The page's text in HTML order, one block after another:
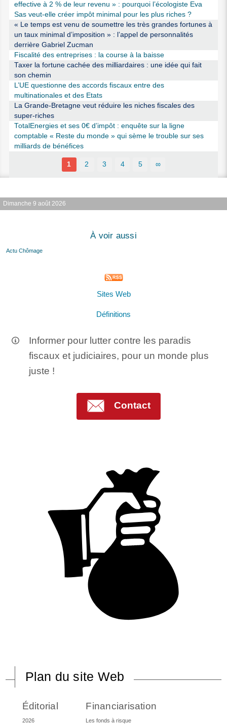
effective à 2 % de leur revenu » : pourquoi l’écologiste Eva
Sas veut-elle créer impôt minimal pour les plus riches ?
« Le temps est venu de soumettre les très grandes fortunes à
un taux minimal d’imposition » : l’appel de personnalités
derrière Gabriel Zucman
Fiscalité des entreprises : la course à la baisse
Taxer la fortune cachée des milliardaires : une idée qui fait
son chemin
L’UE questionne des accords fiscaux entre des
multinationales et des Etats
La Grande-Bretagne veut réduire les niches fiscales des
super-riches
TotalEnergies et ses 0€ d’impôt : enquête sur la ligne
comptable « Reste du monde » qui sème le trouble sur ses
milliards de bénéfices
1 2 3 4 5 ∞
Dimanche 9 août 2026
À voir aussi
Actu Chômage
Sites Web
Définitions
Informer pour lutter contre les paradis
fiscaux et judiciaires, pour un monde plus
juste !
Contact
Plan du site Web
Éditorial
2026
Financiarisation
Les fonds à risque